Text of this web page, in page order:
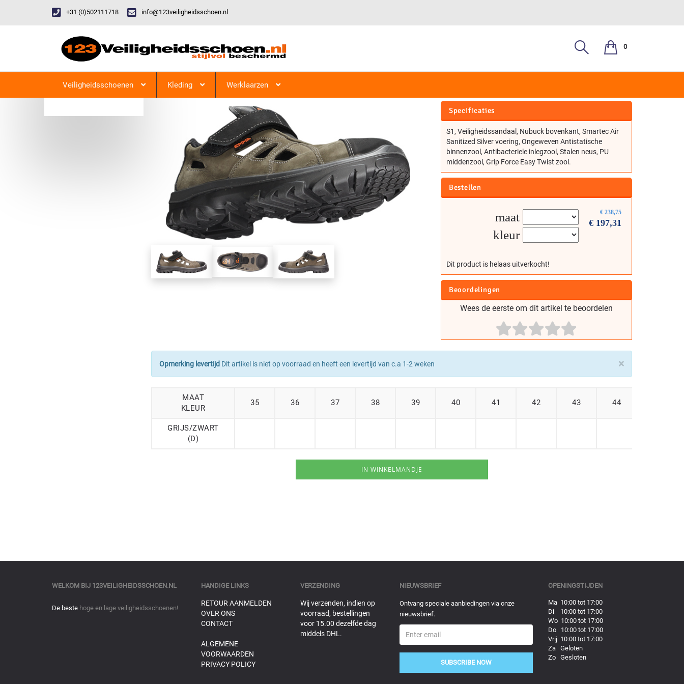
+31 (0)502111718 info@123veiligheidsschoen.nl
0
Veiligheidsschoenen Kleding Werklaarzen EMMA VEILIGHEIDSSANDAAL DAYTONA S1
Specificaties
S1, Veiligheidssandaal, Nubuck bovenkant, Smartec Air
Sanitized Silver voering, Ongeweven Antistatische
binnenzool, Antibacteriele inlegzool, Stalen neus, PU
middenzool, Grip Force Easy Twist zool.
Bestellen
€ 238,75
€ 197,31
maat
kleur
Dit product is helaas uitverkocht!
Beoordelingen
Wees de eerste om dit artikel te beoordelen
×
Opmerking levertijd Dit artikel is niet op voorraad en heeft een levertijd van c.a 1-2 weken
MAAT
KLEUR
35 36 37 38 39 40 41 42 43 44
GRIJS/ZWART
(D)
WELKOM BIJ 123VEILIGHEIDSSCHOEN.NL
De beste hoge en lage veiligheidsschoenen!
HANDIGE LINKS
RETOUR AANMELDEN
OVER ONS
CONTACT
ALGEMENE
VOORWAARDEN
PRIVACY POLICY
VERZENDING
Wij verzenden, indien op
voorraad, bestellingen
voor 15.00 dezelfde dag
middels DHL.
NIEUWSBRIEF
Ontvang speciale aanbiedingen via onze
nieuwsbrief.
SUBSCRIBE NOW
OPENINGSTIJDEN
Ma 10:00 tot 17:00
Di 10:00 tot 17:00
Wo 10:00 tot 17:00
Do 10:00 tot 17:00
Vrij 10:00 tot 17:00
Za Geloten
Zo Gesloten